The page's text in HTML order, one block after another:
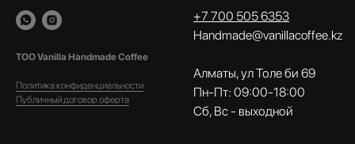
ТОО Vanilla Handmade Coffee
Политика конфиденциальности
Публичный договор оферта
+7 700 505 6353
Handmade@vanillacoffee.kz
Алматы, ул Толе би 69
Пн-Пт: 09:00-18:00
Сб, Вс - выходной